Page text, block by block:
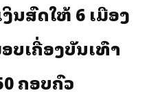
ນສົດໃຫ້ 6 ເມືອງ
ບເຄື່ອງບັນເທົາ
ຄອບຄົວ